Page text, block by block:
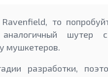
то
шутер
мушкетеров.
разработки,